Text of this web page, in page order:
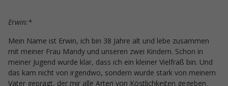
Erwin:*
Mein Name ist Erwin, ich bin 38 Jahre alt und lebe zusammen
mit meiner Frau Mandy und unseren zwei Kindern. Schon in
meiner Jugend wurde klar, dass ich ein kleiner Vielfraß bin. Und
das kam nicht von irgendwo, sondern wurde stark von meinem
Vater geprägt, der mir alle Arten von Köstlichkeiten gegeben